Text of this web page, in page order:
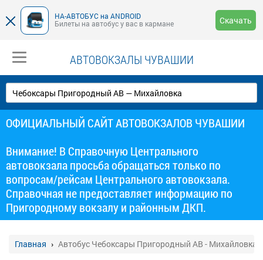
НА-АВТОБУС на ANDROID
Билеты на автобус у вас в кармане
Скачать
АВТОВОКЗАЛЫ ЧУВАШИИ
ОФИЦИАЛЬНЫЙ САЙТ АВТОВОКЗАЛОВ ЧУВАШИИ
Внимание! В Справочную Центрального
автовокзала просьба обращаться только по
вопросам/рейсам Центрального автовокзала.
Справочная не предоставляет информацию по
Пригородному вокзалу и районным ДКП.
Главная Автобус Чебоксары Пригородный АВ - Михайловка